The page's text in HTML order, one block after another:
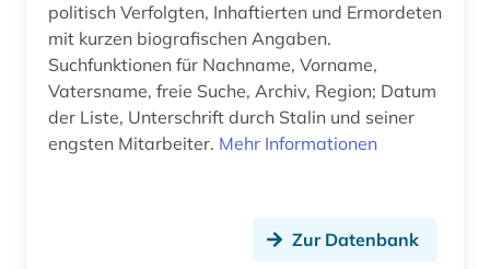
stalin (1)
stalinismus (2)
straflager (1)
politisch Verfolgten, Inhaftierten und Ermordeten
mit kurzen biografischen Angaben.
Suchfunktionen für Nachname, Vorname,
Vatersname, freie Suche, Archiv, Region; Datum
der Liste, Unterschrift durch Stalin und seiner
engsten Mitarbeiter. Mehr Informationen
Zur Datenbank